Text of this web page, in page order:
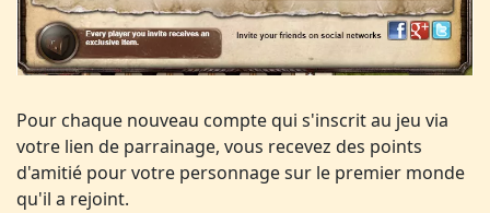
Pour chaque nouveau compte qui s'inscrit au jeu via
votre lien de parrainage, vous recevez des points
d'amitié pour votre personnage sur le premier monde
qu'il a rejoint.